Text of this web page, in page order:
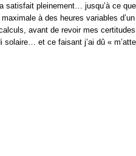
satisfait pleinement… jusqu’à ce
à des heures variables
avant de revoir mes
solaire… et ce faisant j’ai dû «